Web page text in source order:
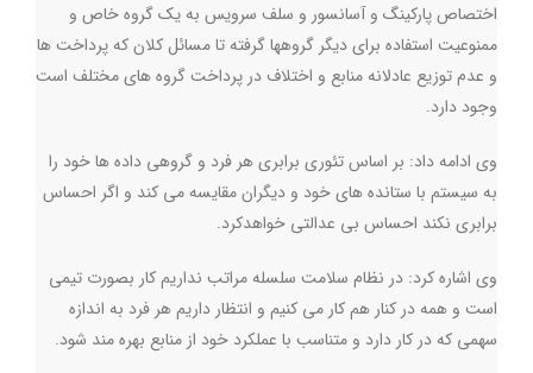
اختصاص پارکینگ و آسانسور و سلف سرویس به يك گروه خاص و
ممنوعيت استفاده برای ديگر گروهها گرفته تا مسائل کلان که پرداخت ها
و عدم توزيع عادلانه منابع و اختلاف در پرداخت گروه های مختلف است
وجود دارد.
وی ادامه داد: بر اساس تئوری برابری هر فرد و گروهي داده ها خود را
به سيستم با ستانده هاي خود و ديگران مقايسه می كند و اگر احساس
برابری نكند احساس بي عدالتی خواهدكرد.
وي اشاره كرد: در نظام سلامت سلسله مراتب نداریم كار بصورت تيمي
است و همه در کنار هم کار می کنیم و انتظار داريم هر فرد به اندازه
سهمی که در كار دارد و متناسب با عملکرد خود از منابع بهره مند شود.